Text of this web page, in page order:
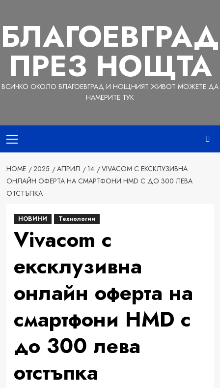
content
БЛАГОЕВГРАД
ПРЕЗ НОЩТА
ВСИЧКО ОКОЛО БЛАГОЕВГРАД И НОЩНИЯТ ЖИВОТ МОЖЕТЕ ДА
НАМЕРИТЕ ТУК
Menu
HOME 2025 АПРИЛ 14
VIVACOM С ЕКСКЛУЗИВНА
ОНЛАЙН ОФЕРТА НА СМАРТФОНИ HMD С ДО 300 ЛЕВА
ОТСТЪПКА
НОВИНИ Технологии
Vivacom с
ексклузивна
онлайн оферта на
смартфони HMD с
до 300 лева
отстъпка